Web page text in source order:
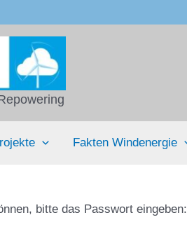
Fakten Windenergie
bitte das Passwort eingeben: